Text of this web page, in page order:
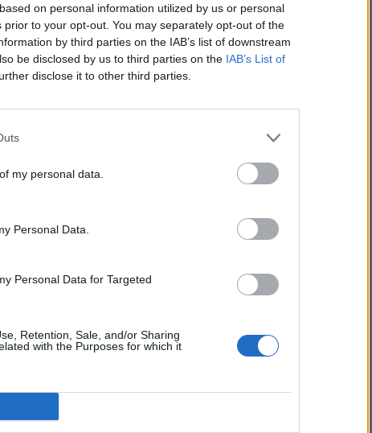
on personal information utilized by us or personal
to your opt-out. You may separately opt-out of the
by third parties on the IAB’s list of downstream
be disclosed by us to third parties on the IAB’s List of
disclose it to other third parties.
my personal data.
Personal Data.
Personal Data for Targeted
Retention, Sale, and/or Sharing
with the Purposes for which it
Link Salva